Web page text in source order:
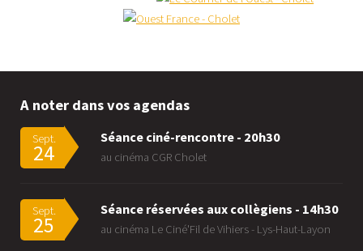
A noter dans vos agendas
Sept.
24
Séance ciné-rencontre - 20h30
au cinéma CGR Cholet
Sept.
25
Séance réservées aux collègiens - 14h30
au cinéma Le Ciné'Fil de Vihiers - Lys-Haut-Layon